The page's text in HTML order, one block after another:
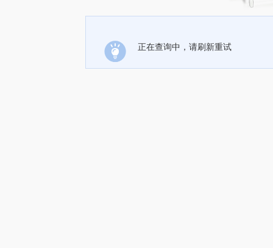
正在查询中，请刷新重试